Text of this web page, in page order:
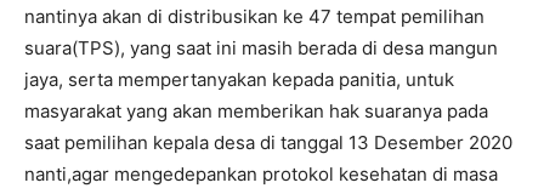
nantinya akan di distribusikan ke 47 tempat pemilihan
suara(TPS), yang saat ini masih berada di desa mangun
jaya, serta mempertanyakan kepada panitia, untuk
masyarakat yang akan memberikan hak suaranya pada
saat pemilihan kepala desa di tanggal 13 Desember 2020
nanti,agar mengedepankan protokol kesehatan di masa